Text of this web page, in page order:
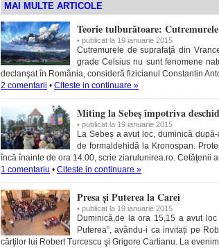
MAI MULTE ARTICOLE
Teorie tulburătoare:
• publicat la 19 ianuarie 2015
Cutremurele de suprafaţă din
grade Celsius nu sunt fenomene
declanşat în România, consideră fizicianul Constantin
2 comentarii • Citeste in continuare »
Miting la Sebeş împotriva
• publicat la 19 ianuarie 2015
La Sebeș a avut loc, duminică
de formaldehidă la Kronospan.
încă înainte de ora 14.00, scrie ziarulunirea.ro. Cetăţenii
1 comentariu • Citeste in continuare »
Presa și Puterea la Carei
• publicat la 19 ianuarie 2015
Duminică,de la ora 15,15 a avut
Puterea”, avându-i ca invitați pe
cărţilor lui Robert Turcescu şi Grigore Cartianu. La